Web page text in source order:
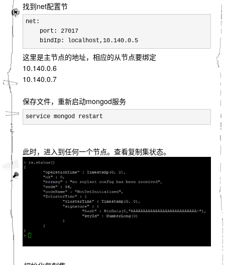
找到net配置节
net:
    port: 27017
    bindIp: localhost,10.140.0.5
这里是主节点的地址，相应的从节点要绑定
10.140.0.6
10.140.0.7
保存文件，重新启动mongod服务
service mongod restart
此时，进入到任何一个节点。查看复制集状态。